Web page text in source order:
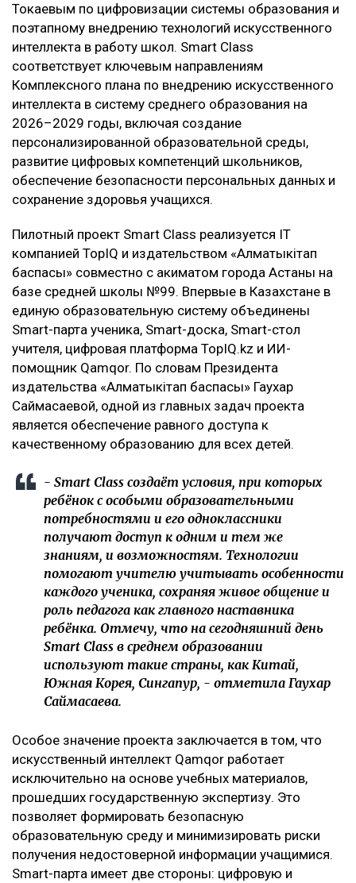
Токаевым по цифровизации системы образования и
поэтапному внедрению технологий искусственного
интеллекта в работу школ. Smart Class
соответствует ключевым направлениям
Комплексного плана по внедрению искусственного
интеллекта в систему среднего образования на
2026–2029 годы, включая создание
персонализированной образовательной среды,
развитие цифровых компетенций школьников,
обеспечение безопасности персональных данных и
сохранение здоровья учащихся.
Пилотный проект Smart Class реализуется IT
компанией TopIQ и издательством «Алматыкітап
баспасы» совместно с акиматом города Астаны на
базе средней школы №99. Впервые в Казахстане в
единую образовательную систему объединены
Smart-парта ученика, Smart-доска, Smart-стол
учителя, цифровая платформа TopIQ.kz и ИИ-
помощник Qamqor. По словам Президента
издательства «Алматыкітап баспасы» Гаухар
Саймасаевой, одной из главных задач проекта
является обеспечение равного доступа к
качественному образованию для всех детей.
- Smart Class создаёт условия, при которых
ребёнок с особыми образовательными
потребностями и его одноклассники
получают доступ к одним и тем же
знаниям, и возможностям. Технологии
помогают учителю учитывать особенности
каждого ученика, сохраняя живое общение и
роль педагога как главного наставника
ребёнка. Отмечу, что на сегодняшний день
Smart Class в среднем образовании
используют такие страны, как Китай,
Южная Корея, Сингапур, - отметила Гаухар
Саймасаева.
Особое значение проекта заключается в том, что
искусственный интеллект Qamqor работает
исключительно на основе учебных материалов,
прошедших государственную экспертизу. Это
позволяет формировать безопасную
образовательную среду и минимизировать риски
получения недостоверной информации учащимися.
Smart-парта имеет две стороны: цифровую и